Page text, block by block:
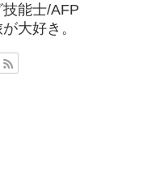
能士/AFP
大好き。